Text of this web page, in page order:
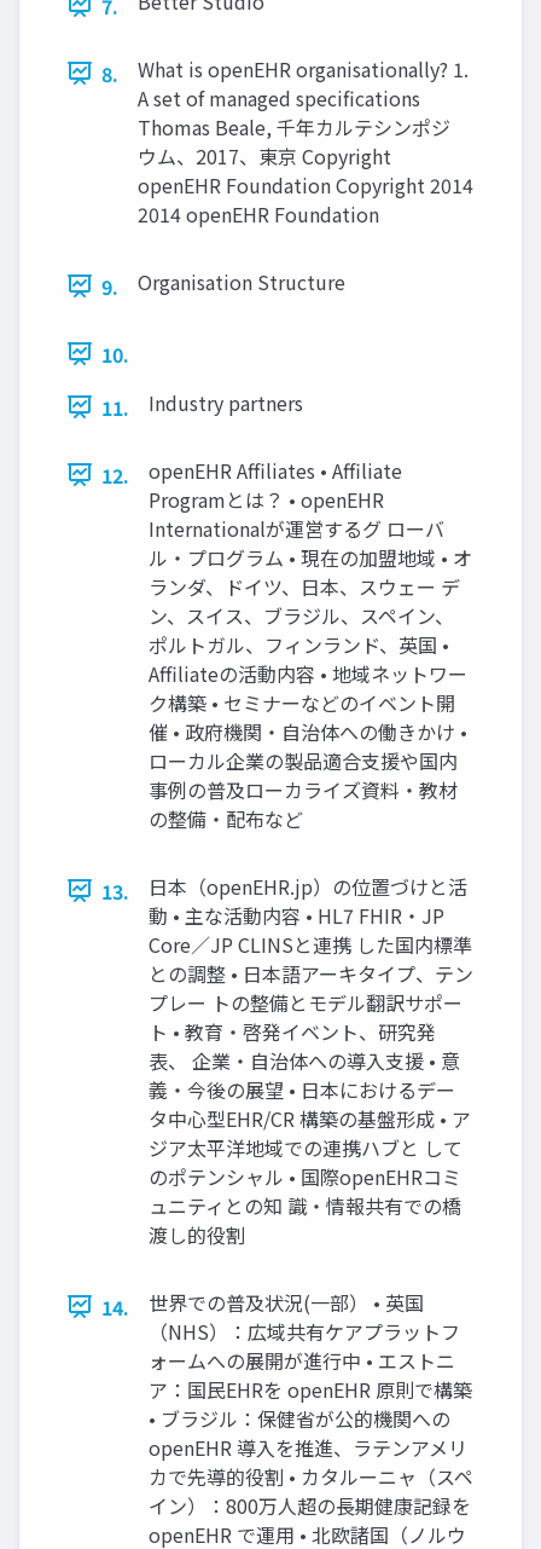
8.
What is openEHR organisationally? 1.
A set of managed specifications
Thomas Beale, 千年カルテシンポジ
ウム、2017、東京 Copyright
openEHR Foundation Copyright 2014
2014 openEHR Foundation
9. Organisation Structure
10.
11.
Industry partners
12.
openEHR Affiliates • Affiliate
Programとは？ • openEHR
Internationalが運営するグ ローバ
ル・プログラム • 現在の加盟地域 • オ
ランダ、ドイツ、日本、スウェー デ
ン、スイス、ブラジル、スペイン、
ポルトガル、フィンランド、英国 •
Affiliateの活動内容 • 地域ネットワー
ク構築 • セミナーなどのイベント開
催 • 政府機関・自治体への働きかけ •
ローカル企業の製品適合支援や国内
事例の普及ローカライズ資料・教材
の整備・配布など
13.
日本（openEHR.jp）の位置づけと活
動 • 主な活動内容 • HL7 FHIR・JP
Core／JP CLINSと連携 した国内標準
との調整 • 日本語アーキタイプ、テン
プレー トの整備とモデル翻訳サポー
ト • 教育・啓発イベント、研究発
表、 企業・自治体への導入支援 • 意
義・今後の展望 • 日本におけるデー
タ中心型EHR/CR 構築の基盤形成 • ア
ジア太平洋地域での連携ハブと して
のポテンシャル • 国際openEHRコミ
ュニティとの知 識・情報共有での橋
渡し的役割
14.
世界での普及状況(一部） • 英国
（NHS）：広域共有ケアプラットフ
ォームへの展開が進行中 • エストニ
ア：国民EHRを openEHR 原則で構築
• ブラジル：保健省が公的機関への
openEHR 導入を推進、ラテンアメリ
カで先導的役割 • カタルーニャ（スペ
イン）：800万人超の長期健康記録を
openEHR で運用 • 北欧諸国（ノルウ